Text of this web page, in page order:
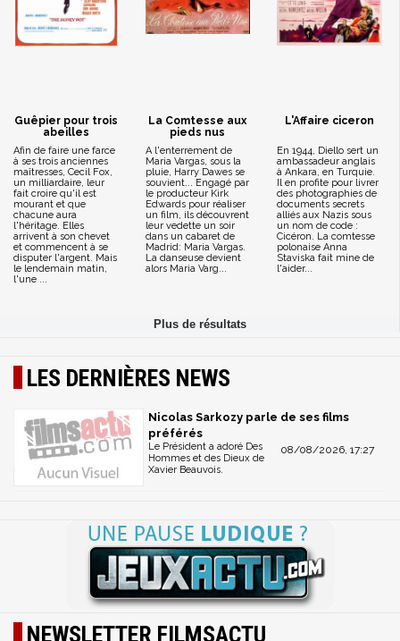
Guêpier pour trois
abeilles
Afin de faire une farce
à ses trois anciennes
maîtresses, Cecil Fox,
un milliardaire, leur
fait croire qu'il est
mourant et que
chacune aura
l'héritage. Elles
arrivent à son chevet
et commencent à se
disputer l'argent. Mais
le lendemain matin,
l'une ...
La Comtesse aux
pieds nus
A l'enterrement de
Maria Vargas, sous la
pluie, Harry Dawes se
souvient... Engagé par
le producteur Kirk
Edwards pour réaliser
un film, ils découvrent
leur vedette un soir
dans un cabaret de
Madrid: Maria Vargas.
La danseuse devient
alors Maria Varg...
L'Affaire ciceron
En 1944, Diello sert un
ambassadeur anglais
à Ankara, en Turquie.
Il en profite pour livrer
des photographies de
documents secrets
alliés aux Nazis sous
un nom de code :
Cicéron. La comtesse
polonaise Anna
Staviska fait mine de
l'aider...
LES DERNIÈRES NEWS
Nicolas Sarkozy parle de ses films
préférés
08/08/2026, 17:27
Le Président a adoré Des
Hommes et des Dieux de
Xavier Beauvois.
NEWSLETTER FILMSACTU